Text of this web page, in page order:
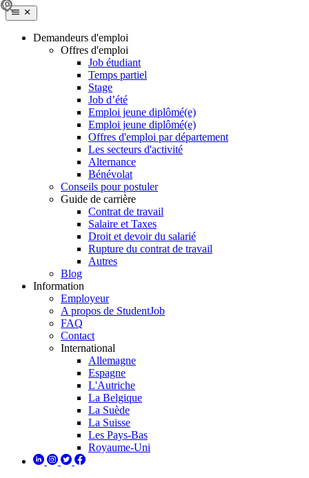
Demandeurs d'emploi
Offres d'emploi
Job étudiant
Temps partiel
Stage
Job d’été
Emploi jeune diplômé(e)
Emploi jeune diplômé(e)
Offres d'emploi par département
Les secteurs d'activité
Alternance
Bénévolat
Conseils pour postuler
Guide de carrière
Contrat de travail
Salaire et Taxes
Droit et devoir du salarié
Rupture du contrat de travail
Autres
Blog
Information
Employeur
A propos de StudentJob
FAQ
Contact
International
Allemagne
Espagne
L'Autriche
La Belgique
La Suède
La Suisse
Les Pays-Bas
Royaume-Uni